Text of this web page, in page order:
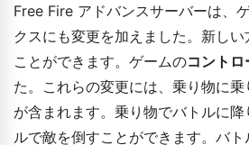
Free Fire アドバンスサーバーは、
クスにも変更を加えました。新し
ことができます。ゲームのコントロ
た。これらの変更には、乗り物に
が含まれます。乗り物でバトルに
ルで敵を倒すことができます。バ